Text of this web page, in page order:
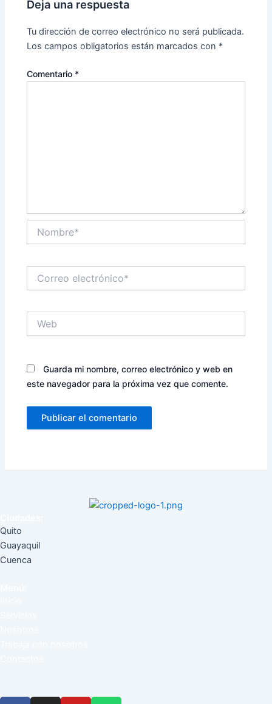
Deja una respuesta
Tu dirección de correo electrónico no será publicada.
Los campos obligatorios están marcados con *
Comentario *
electrónico*
Guarda mi nombre, correo electrónico y web en
este navegador para la próxima vez que comente.
Quito
Guayaquil
Cuenca